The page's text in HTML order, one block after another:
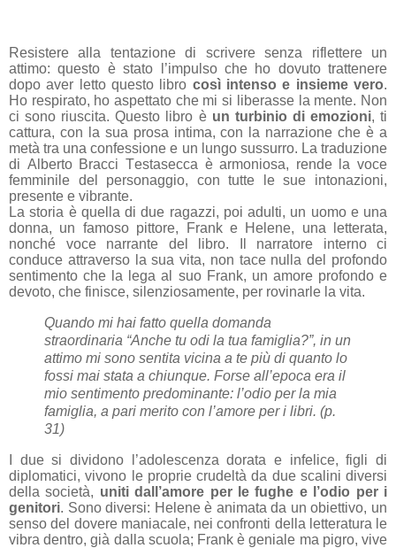
Resistere alla tentazione di scrivere senza riflettere un
attimo: questo è stato l’impulso che ho dovuto trattenere
dopo aver letto questo libro così intenso e insieme vero.
Ho respirato, ho aspettato che mi si liberasse la mente. Non
ci sono riuscita. Questo libro è un turbinio di emozioni, ti
cattura, con la sua prosa intima, con la narrazione che è a
metà tra una confessione e un lungo sussurro. La traduzione
di Alberto Bracci Testasecca è armoniosa, rende la voce
femminile del personaggio, con tutte le sue intonazioni,
presente e vibrante.
La storia è quella di due ragazzi, poi adulti, un uomo e una
donna, un famoso pittore, Frank e Helene, una letterata,
nonché voce narrante del libro. Il narratore interno ci
conduce attraverso la sua vita, non tace nulla del profondo
sentimento che la lega al suo Frank, un amore profondo e
devoto, che finisce, silenziosamente, per rovinarle la vita.
Quando mi hai fatto quella domanda
straordinaria “Anche tu odi la tua famiglia?”, in un
attimo mi sono sentita vicina a te più di quanto lo
fossi mai stata a chiunque. Forse all’epoca era il
mio sentimento predominante: l’odio per la mia
famiglia, a pari merito con l’amore per i libri. (p.
31)
I due si dividono l’adolescenza dorata e infelice, figli di
diplomatici, vivono le proprie crudeltà da due scalini diversi
della società, uniti dall’amore per le fughe e l’odio per i
genitori. Sono diversi: Helene è animata da un obiettivo, un
senso del dovere maniacale, nei confronti della letteratura le
vibra dentro, già dalla scuola; Frank è geniale ma pigro, vive